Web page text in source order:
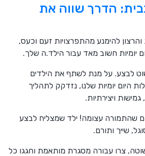
הדרך שווה את
להימנע מהתפרצויות זעם וכעס,
יומיות חשוב מאד עבור הילד.ה שלך.
לבצע. על מנת לשתף את הילדים
היום יומיות שלנו, נזדקק לתהליך
ויצירתיות.
שהתמורה עצומה! ילד שמצליח לבצע
שייך ותורם.
צרו עבורה מסגרת מותאמת וחגגו כל